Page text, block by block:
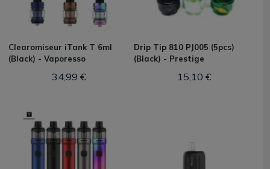
Clearomiseur iTank T 6ml
(Black) - Vaporesso
34,99 €
Drip Tip 810 PJ005 (5pcs)
(Black) - Prestige
15,10 €